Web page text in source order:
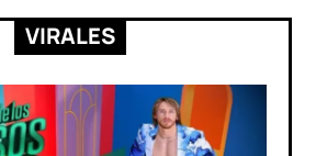
VIRALES